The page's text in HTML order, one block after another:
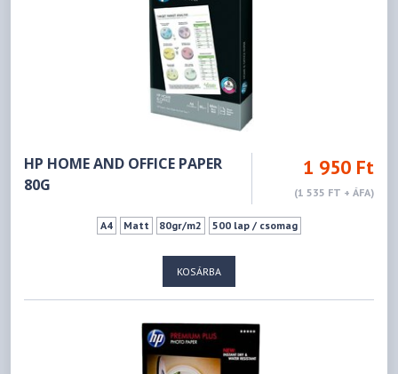
HP HOME AND OFFICE PAPER
80G
1 950 Ft
(1 535 FT + ÁFA)
A4 Matt 80gr/m2 500 lap / csomag
KOSÁRBA